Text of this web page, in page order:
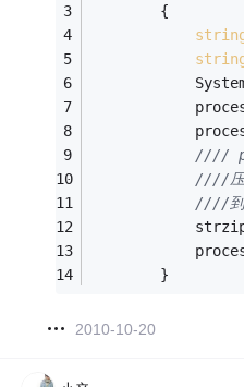
        {
////
////压
////
        }
2010-10-20